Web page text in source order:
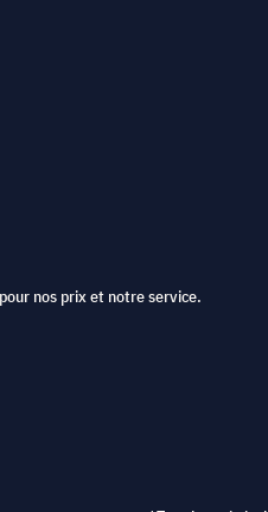
nos prix et notre service.